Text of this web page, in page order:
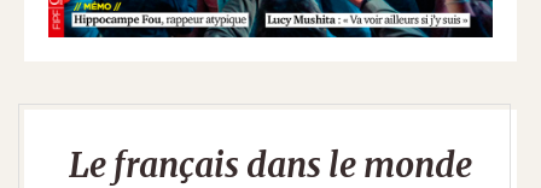
Le français dans le monde